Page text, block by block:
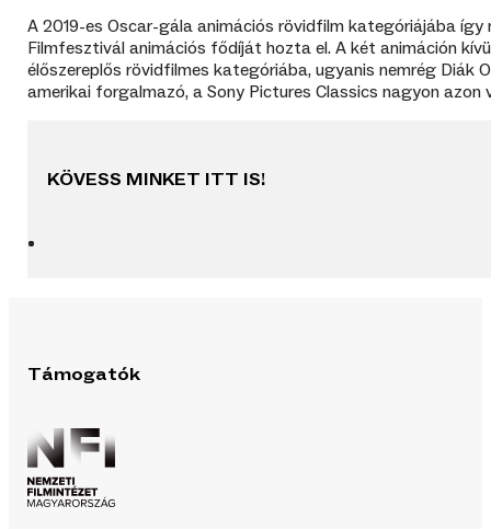
A 2019-es Oscar-gála animációs rövidfilm kategóriájába
Filmfesztivál animációs fődíját hozta el. A két animáción
élőszereplős rövidfilmes kategóriába, ugyanis nemrég
amerikai forgalmazó, a Sony Pictures Classics nagyon
KÖVESS MINKET ITT IS!
Támogatók